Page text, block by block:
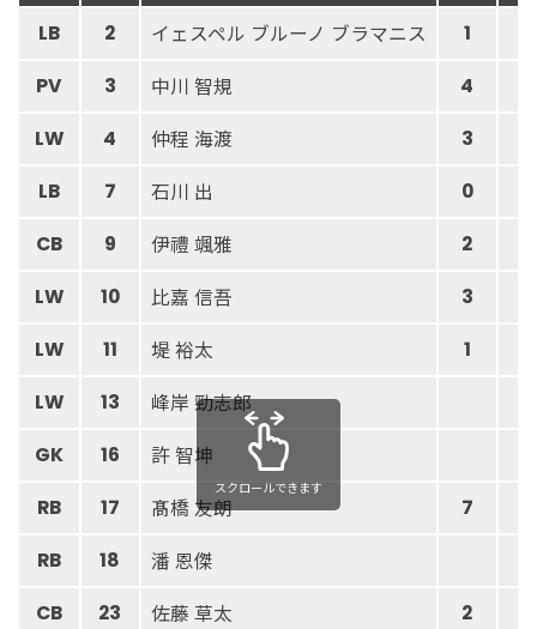
LB 2 イェスペル ブルーノ ブラマニス 1
PV 3 中川 智規 4
LW 4 仲程 海渡 3
LB 7 石川 出 0
CB 9 伊禮 颯雅 2
LW 10 比嘉 信吾 3
LW 11 堤 裕太 1
LW 13 峰岸 勁志郎
GK 16 許 智坤
RB 17 髙橋 友朗 7
RB 18 潘 恩傑
CB 23 佐藤 草太 2
スクロールできます